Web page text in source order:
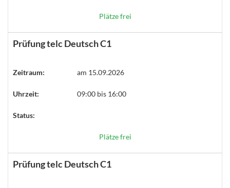
Plätze frei
Prüfung telc Deutsch C1
Zeitraum: am 15.09.2026
Uhrzeit: 09:00 bis 16:00
Status:
Plätze frei
Prüfung telc Deutsch C1